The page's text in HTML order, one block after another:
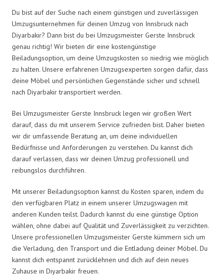
Du bist auf der Suche nach einem günstigen und zuverlässigen
Umzugsunternehmen für deinen Umzug von Innsbruck nach
Diyarbakir? Dann bist du bei Umzugsmeister Gerste Innsbruck
genau richtig! Wir bieten dir eine kostengünstige
Beiladungsoption, um deine Umzugskosten so niedrig wie möglich
zu halten. Unsere erfahrenen Umzugsexperten sorgen dafür, dass
deine Möbel und persönlichen Gegenstände sicher und schnell
nach Diyarbakir transportiert werden.
Bei Umzugsmeister Gerste Innsbruck legen wir großen Wert
darauf, dass du mit unserem Service zufrieden bist. Daher bieten
wir dir umfassende Beratung an, um deine individuellen
Bedürfnisse und Anforderungen zu verstehen. Du kannst dich
darauf verlassen, dass wir deinen Umzug professionell und
reibungslos durchführen.
Mit unserer Beiladungsoption kannst du Kosten sparen, indem du
den verfügbaren Platz in einem unserer Umzugswagen mit
anderen Kunden teilst. Dadurch kannst du eine günstige Option
wählen, ohne dabei auf Qualität und Zuverlässigkeit zu verzichten.
Unsere professionellen Umzugsmeister Gerste kümmern sich um
die Verladung, den Transport und die Entladung deiner Möbel. Du
kannst dich entspannt zurücklehnen und dich auf dein neues
Zuhause in Diyarbakir freuen.